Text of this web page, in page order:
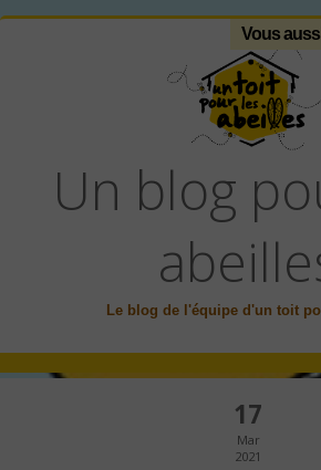
Vous
Un blog
Le blog de l'équipe d'un toit
17
Mar
2021